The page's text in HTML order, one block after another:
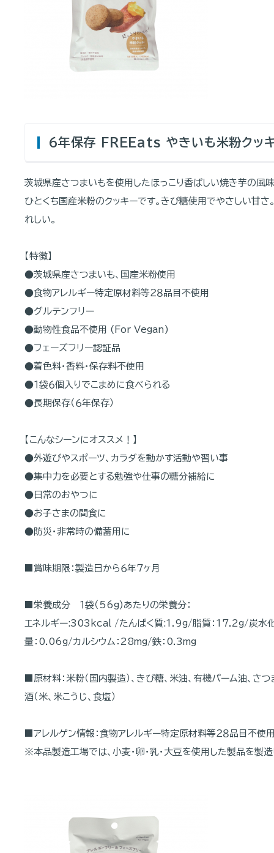
６年保存 FREEats やきいも米粉クッ
茨城県産さつまいもを使用したほっこり香ばしい焼き芋の風
ひとくち国産米粉のクッキーです。きび糖使用でやさしい甘さ
れしい。
【特徴】
●茨城県産さつまいも、国産米粉使用
●食物アレルギー特定原材料等２８品目不使用
●グルテンフリー
●動物性食品不使用 (For Vegan)
●フェーズフリー認証品
●着色料・香料・保存料不使用
●１袋６個入りでこまめに食べられる
●長期保存（６年保存）
【こんなシーンにオススメ！】
●外遊びやスポーツ、カラダを動かす活動や習い事
●集中力を必要とする勉強や仕事の糖分補給に
●日常のおやつに
●お子さまの間食に
●防災・非常時の備蓄用に
■賞味期限：製造日から６年７ヶ月
■栄養成分 １袋（56g)あたりの栄養分：
エネルギー:303kcal /たんぱく質:1.9g/脂質：17.2g/炭水
量：0.06g/カルシウム：28mg/鉄：0.3mg
■原材料：米粉（国内製造）、きび糖、米油、有機パーム油、さ
酒（米、米こうじ、食塩）
■アレルゲン情報：食物アレルギー特定原材料等２８品目不使
※本品製造工場では、小麦・卵・乳・大豆を使用した製品を製造